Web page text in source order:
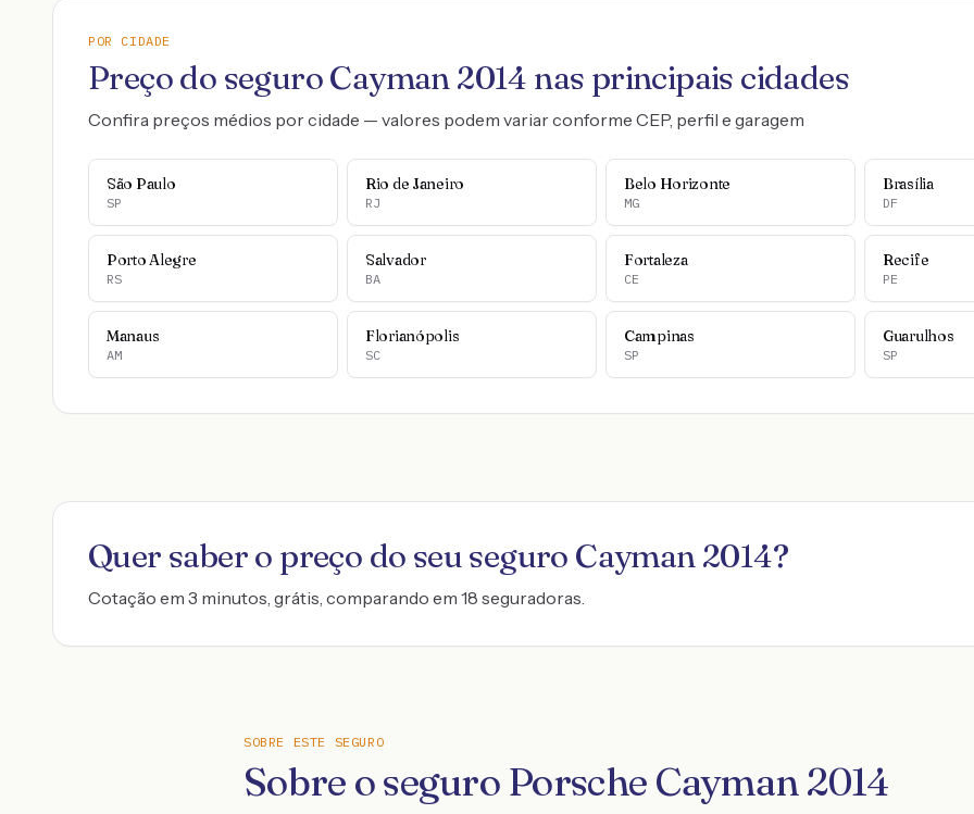
POR CIDADE
Preço do seguroCayman2014 nas principais cidades
Confira preços médios por cidade — valores podem variar conforme CEP, perfil e garagem
São Paulo
SP
Rio de Janeiro
RJ
Belo Horizonte
MG
Brasília
DF
Porto Alegre
RS
Salvador
BA
Fortaleza
CE
Recife
PE
Manaus
AM
Florianópolis
SC
Campinas
SP
Guarulhos
SP
Quer saber o preço do seu seguro Cayman 2014?
Cotação em 3 minutos, grátis, comparando em 18 seguradoras.
SOBRE ESTE SEGURO
Sobre o seguro Porsche Cayman 2014